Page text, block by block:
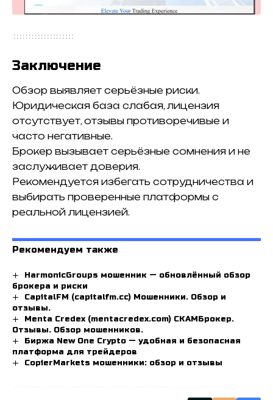
Заключение
Обзор выявляет серьёзные риски.
Юридическая база слабая, лицензия
отсутствует, отзывы противоречивые и
часто негативные.
Брокер вызывает серьёзные сомнения и не
заслуживает доверия.
Рекомендуется избегать сотрудничества и
выбирать проверенные платформы с
реальной лицензией.
Рекомендуем также
HarmonicGroups мошенник — обновлённый обзор
брокера и риски
CapitalFM (capitalfm.cc) Мошенники. Обзор и
отзывы.
Menta Credex (mentacredex.com) СКАМБрокер.
Отзывы. Обзор мошенников.
Биржа New One Crypto — удобная и безопасная
платформа для трейдеров
CopierMarkets мошенники: обзор и отзывы